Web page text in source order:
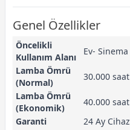
Genel Özellikler
Öncelikli
Kullanım Alanı
Ev- Sinema
Lamba Ömrü
(Normal)
30.000 saat
Lamba Ömrü
(Ekonomik)
40.000 saat
Garanti
24 Ay